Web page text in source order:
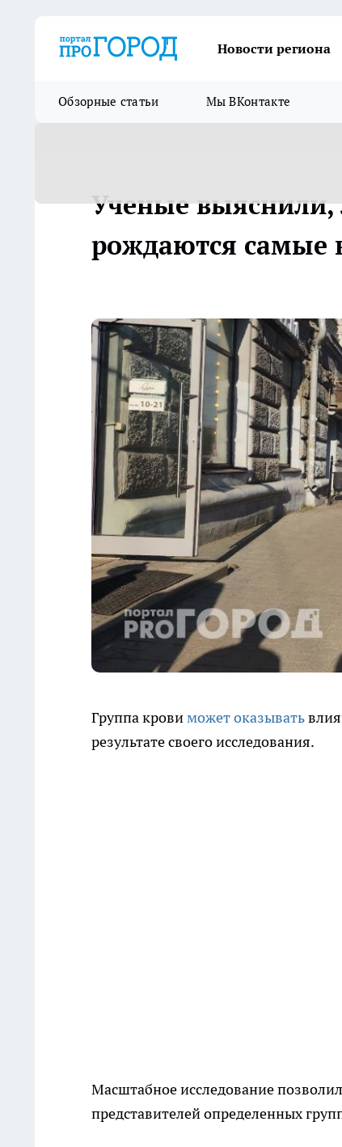
Новости региона
Обзорные статьи Мы ВКонтакте
Ученые выяснили,
рождаются самые
Группа кровиможет оказывать
результате своего исследования.
Масштабное исследование
представителей определенных